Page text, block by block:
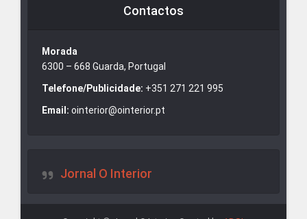
Contactos
Morada
6300 – 668 Guarda, Portugal
Telefone/Publicidade: +351 271 221 995
Email: ointerior@ointerior.pt
Jornal O Interior